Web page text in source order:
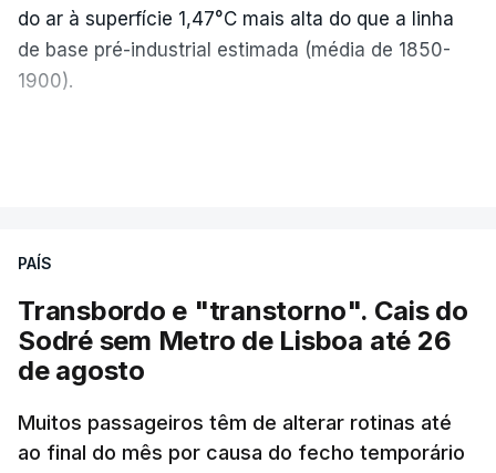
do ar à superfície 1,47°C mais alta do que a linha
de base pré-industrial estimada (média de 1850-
1900).
excecional de calor extremo neste verão.
Embora estas tenham sido menos intensas do que
as ondas de calor de junho, a sequência geral de
ondas de calor desde maio permanece excecional
para a região.
PAÍS
Transbordo e "transtorno". Cais do
Sodré sem Metro de Lisboa até 26
de agosto
Muitos passageiros têm de alterar rotinas até
ao final do mês por causa do fecho temporário